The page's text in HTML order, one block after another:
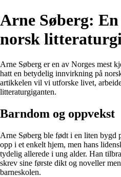
Arne Søberg:
norsk
Arne Søberg er en av Norges mest
hatt en betydelig innvirkning på
artikkelen vil vi utforske livet,
litteraturgiganten.
Barndom og oppvekst
Arne Søberg ble født i en liten bygd
opp i et enkelt hjem, men hans
tydelig allerede i ung alder. Han
skrev sine første dikt og noveller
barneskolen.